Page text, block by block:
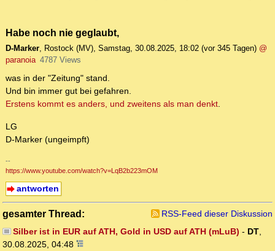
Habe noch nie geglaubt,
D-Marker, Rostock (MV), Samstag, 30.08.2025, 18:02 (vor 345 Tagen) @
paranoia 4787 Views
was in der "Zeitung" stand.
Und bin immer gut bei gefahren.
Erstens kommt es anders, und zweitens als man denkt.
LG
D-Marker (ungeimpft)
--
https://www.youtube.com/watch?v=LqB2b223mOM
antworten
gesamter Thread:
RSS-Feed dieser Diskussion
Silber ist in EUR auf ATH, Gold in USD auf ATH (mLuB) - DT,
30.08.2025, 04:48